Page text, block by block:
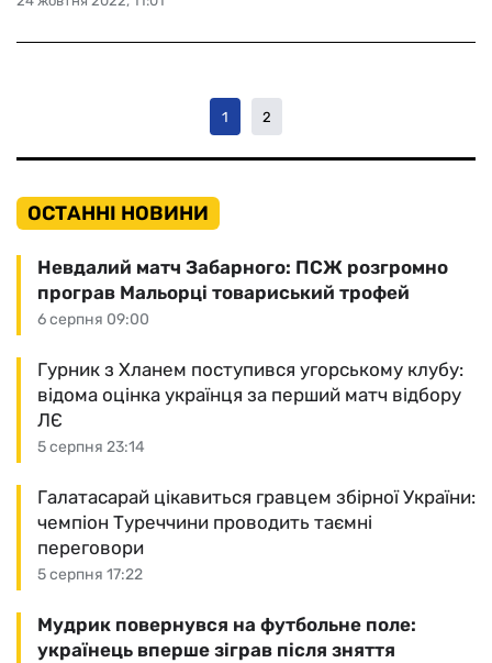
1 2
ОСТАННІ НОВИНИ
6 серпня 09:00
Невдалий матч Забарного: ПСЖ розгромно
програв Мальорці товариський трофей
5 серпня 23:14
Гурник з Хланем поступився угорському клубу:
відома оцінка українця за перший матч відбору
ЛЄ
5 серпня 17:22
Галатасарай цікавиться гравцем збірної України:
чемпіон Туреччини проводить таємні
переговори
Мудрик повернувся на футбольне поле:
українець вперше зіграв після зняття